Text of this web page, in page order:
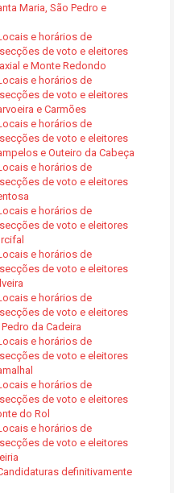
Maria, São Pedro e
e horários de
de voto e eleitores
e Monte Redondo
e horários de
de voto e eleitores
e Carmões
e horários de
de voto e eleitores
e Outeiro da Cabeça
e horários de
de voto e eleitores
e horários de
de voto e eleitores
e horários de
de voto e eleitores
e horários de
de voto e eleitores
da Cadeira
e horários de
de voto e eleitores
e horários de
de voto e eleitores
do Rol
e horários de
de voto e eleitores
definitivamente